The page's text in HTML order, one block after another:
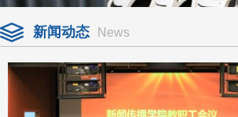
新闻动态 News